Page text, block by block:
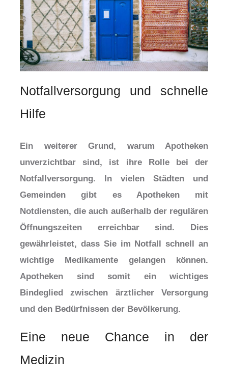
Notfallversorgung und schnelle
Hilfe
Ein weiterer Grund, warum Apotheken
unverzichtbar sind, ist ihre Rolle bei der
Notfallversorgung. In vielen Städten und
Gemeinden gibt es Apotheken mit
Notdiensten, die auch außerhalb der regulären
Öffnungszeiten erreichbar sind. Dies
gewährleistet, dass Sie im Notfall schnell an
wichtige Medikamente gelangen können.
Apotheken sind somit ein wichtiges
Bindeglied zwischen ärztlicher Versorgung
und den Bedürfnissen der Bevölkerung.
Eine neue Chance in der
Medizin